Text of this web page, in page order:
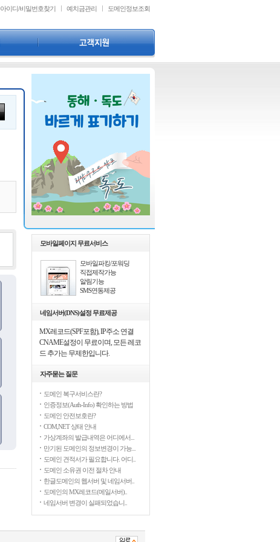
아이디/비밀번호찾기 예치금관리 도메인정보조회
등록약관
모바일페이지 무료서비스
모바일파킹/포워딩
직접제작가능
알림기능
SMS연동제공
네임서버(DNS)설정 무료제공
MX레코드(SPF포함), IP주소 연결
CNAME설정이 무료이며, 모든 레코
드 추가는 무제한입니다.
자주묻는 질문
도메인 복구서비스란?
인증정보(Auth-Info) 확인하는 방법
도메인 안전보호란?
COM,NET 상태 안내
가상계좌의 발급내역은 어디에서...
만기된 도메인의 정보변경이 가능...
도메인 견적서가 필요합니다. 어디..
도메인 소유권 이전 절차 안내
한글도메인의 웹서버 및 네임서버..
도메인의 MX레코드(메일서버)..
네임서버 변경이 실패되었습니..